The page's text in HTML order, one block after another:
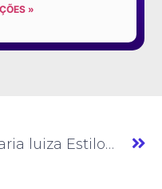
»
Maria luiza Estilo » Moda Plus Size » GO » (#AM033)